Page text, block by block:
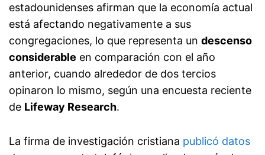
estadounidenses afirman que la economía actual
está afectando negativamente a sus
congregaciones, lo que representa un descenso
considerable en comparación con el año
anterior, cuando alrededor de dos tercios
opinaron lo mismo, según una encuesta reciente
de Lifeway Research.
La firma de investigación cristiana publicó datos